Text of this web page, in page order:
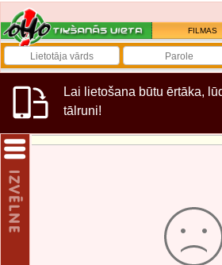
FILMAS
Lai lietošana būtu ērtāka,
tālruni!